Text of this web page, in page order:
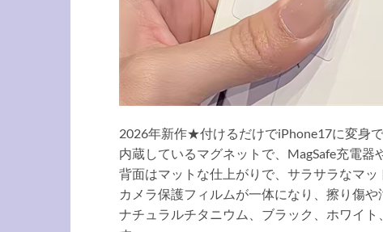
2026年新作★付けるだけでiPhone17に変身
内蔵しているマグネットで、MagSafe充電器
背面はマットな仕上がりで、サラサラなマッ
カメラ保護フィルムが一体になり、擦り傷や
ナチュラルチタニウム、ブラック、ホワイ